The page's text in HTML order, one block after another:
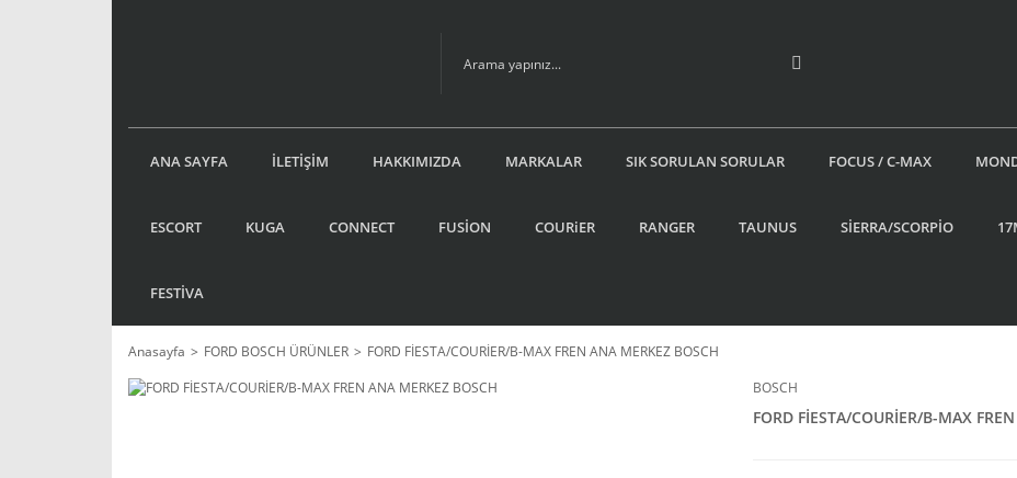
ANA SAYFA İLETİŞİM HAKKIMIZDA MARKALAR SIK SORULAN SORULAR FOCUS / C-MAX
ESCORT KUGA CONNECT FUSİON COURiER RANGER TAUNUS SİERRA/SCORPİO
FESTİVA
Anasayfa FORD BOSCH ÜRÜNLER
FORD FİESTA/COURİER/B-MAX FREN ANA MERKEZ BOSCH
BOSCH
FORD FİESTA/COURİER/B-MAX